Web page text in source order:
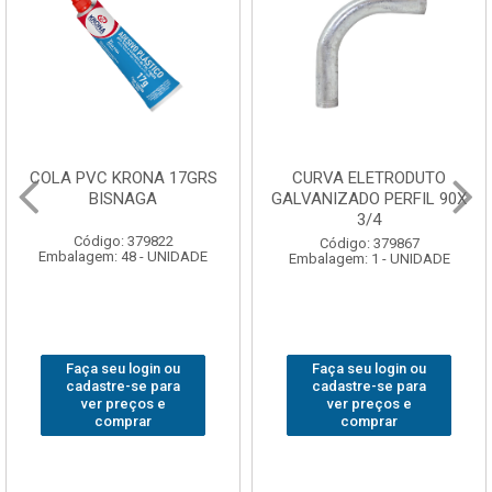
CURVA ELETRODUTO
GALVANIZADO PERFIL 90X
Código: 379867
Embalagem: 1 - UNIDADE
Faça seu login ou
cadastre-se para
ver preços e
comprar
SOQUETE COM
FOTOCELULA EXATRON
COM SENSOR SPT0E27XC
Código: 379788
Embalagem: 1 - UNIDADE
Faça seu login ou
cadastre-se para
ver preços e
comprar